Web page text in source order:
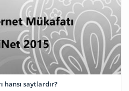
hansı saytlardır?